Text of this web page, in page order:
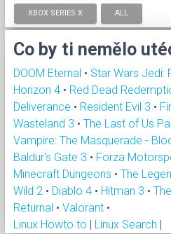
XBOX SERIES X ALL
Co by ti nemělo
DOOM Eternal • Star Wars Jedi:
Horizon 4 • Red Dead
Deliverance • Resident Evil 3 •
Wasteland 3 • The Last of Us
Vampire: The Masquerade -
Baldur's Gate 3 • Forza
Minecraft Dungeons • The
Wild 2 • Diablo 4 • Hitman 3 •
Returnal • Valorant •
Linux Howto to | Linux Search |